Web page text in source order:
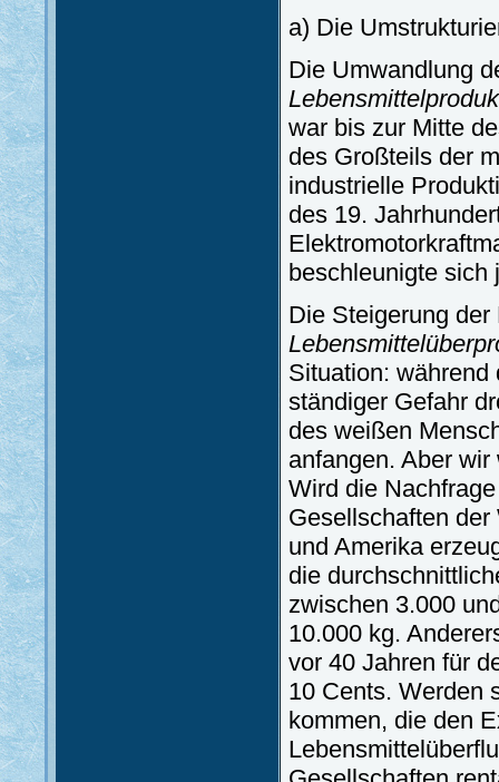
a) Die
Die Umwandlung
war bis zur Mitte
des Großteils der
industrielle
des 19.
beschleunigte sich
Die Steigerung
Situation: während
ständiger Gefahr
des weißen
anfangen. Aber
Wird die
Gesellschaften
und Amerika
die
zwischen 3.000
10.000 kg.
vor 40 Jahren für
10 Cents. Werden
kommen, die den